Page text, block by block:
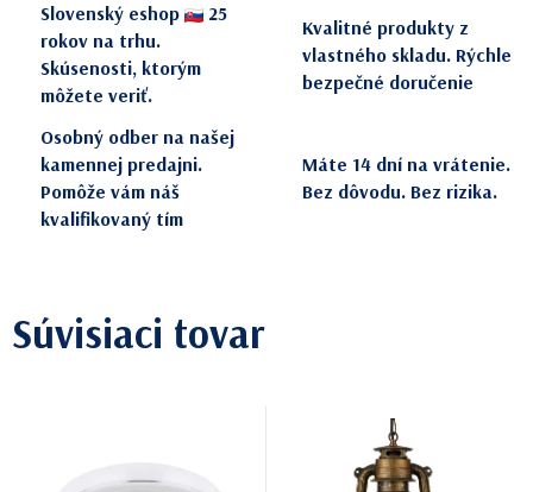
Slovenský eshop
25
rokov na trhu.
Skúsenosti, ktorým
môžete veriť.
Kvalitné produkty z
vlastného skladu. Rýchle
bezpečné doručenie
Osobný odber na našej
kamennej predajni.
Pomôže vám náš
kvalifikovaný tím
Máte 14 dní na vrátenie.
Bez dôvodu. Bez rizika.
Súvisiaci tovar